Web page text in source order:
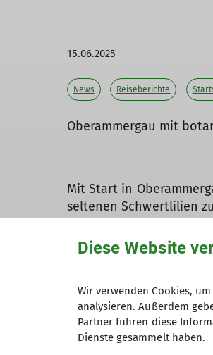
15.06.2025
News Reiseberichte
Oberammergau mit
Mit Start in
seltenen Schwertlilien
Beginn der Tour
bergauf auf einer
Nach ca. 500hm
geschoben und
Diese Website
Wir verwenden Cookies,
analysieren. Außerdem
Partner führen diese
Dienste gesammelt haben.